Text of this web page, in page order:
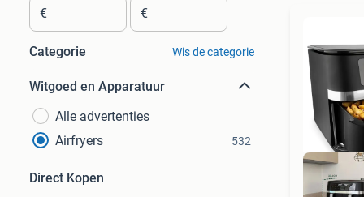
€ €
Categorie Wis de categorie
Witgoed en Apparatuur
Alle advertenties
Airfryers
532
Direct Kopen